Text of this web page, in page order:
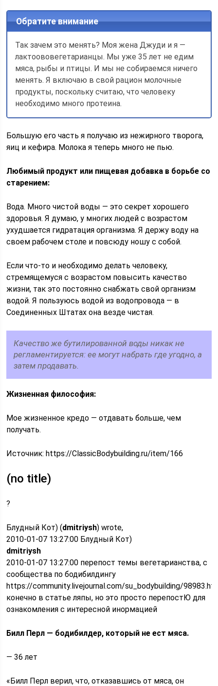
Обратите внимание
Так зачем это менять? Моя жена Джуди и я —
лактоововегетарианцы. Мы уже 35 лет не едим
мяса, рыбы и птицы. И мы не собираемся ничего
менять. Я включаю в свой рацион молочные
продукты, поскольку считаю, что человеку
необходимо много протеина.
Большую его часть я получаю из нежирного творога,
яиц и кефира. Молока я теперь много не пью.
Любимый продукт или пищевая добавка в борьбе со
старением:
Вода. Много чистой воды — это секрет хорошего
здоровья. Я думаю, у многих людей с возрастом
ухудшается гидратация организма. Я держу воду на
своем рабочем столе и повсюду ношу с собой.
Если что-то и необходимо делать человеку,
стремящемуся с возрастом повысить качество
жизни, так это постоянно снабжать свой организм
водой. Я пользуюсь водой из водопровода — в
Соединенных Штатах она везде чистая.
Качество же бутилированной воды никак не
регламентируется: ее могут набрать где угодно, а
затем продавать.
Жизненная философия:
Мое жизненное кредо — отдавать больше, чем
получать.
Источник:https://ClassicBodybuilding.ru/item/166
(no title)
?
Блудный Кот) (dmitriysh) wrote,
2010-01-07 13:27:00 Блудный Кот)
dmitriysh
2010-01-07 13:27:00 перепост темы вегетарианства, с
сообщества по бодибилдингу
https://community.livejournal.com/su_bodybuilding/
конечно в статье ляпы, но это просто перепостЮ для
ознакомления с интересной инормацией
Билл Перл — бодибилдер, который не ест мяса.
— 36 лет
«Билл Перл верил, что, отказавшись от мяса, он